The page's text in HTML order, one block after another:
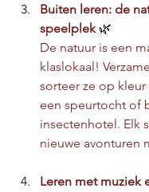
Buiten leren: de
speelplek 🌿
De natuur is een
klaslokaal!
sorteer ze op
een speurtocht of
insectenhotel. Elk
nieuwe avonturen
Leren met muziek